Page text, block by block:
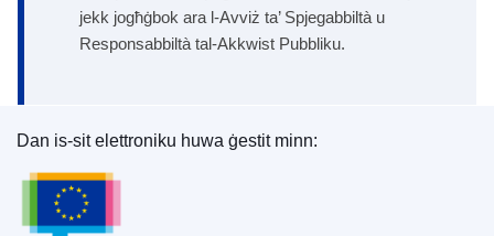
jekk jogħġbok ara l-Avviż ta’ Spjegabbiltà u
Responsabbiltà tal-Akkwist Pubbliku.
L-Uffiċċju tal-Pubblikazzjonijiet tal-Unjoni
Dan is-sit elettroniku huwa ġestit minn: